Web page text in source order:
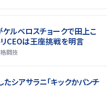
ケルベロスチョークで田上こ
リCEOは王座挑戦を明言
闘技
たシアサラニ「キックかパンチ